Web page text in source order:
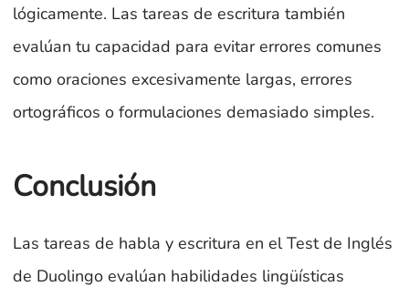
lógicamente. Las tareas de escritura también
evalúan tu capacidad para evitar errores comunes
como oraciones excesivamente largas, errores
ortográficos o formulaciones demasiado simples.
Conclusión
Las tareas de habla y escritura en el Test de Inglés
de Duolingo evalúan habilidades lingüísticas